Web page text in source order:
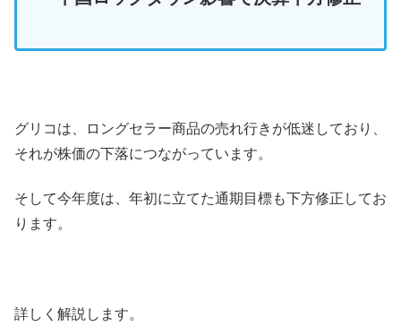
グリコは、ロングセラー商品の売れ行きが低迷しており、
それが株価の下落につながっています。
そして今年度は、年初に立てた通期目標も下方修正してお
ります。
詳しく解説します。